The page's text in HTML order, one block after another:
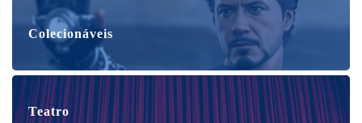
Colecionáveis
Teatro